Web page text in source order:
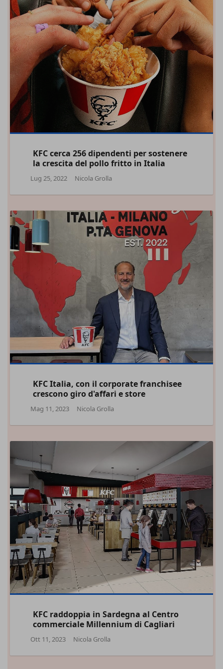
KFC cerca 256 dipendenti per sostenere
la crescita del pollo fritto in Italia
Lug 25, 2022 Nicola Grolla
KFC Italia, con il corporate franchisee
crescono giro d'affari e store
Mag 11, 2023 Nicola Grolla
KFC raddoppia in Sardegna al Centro
commerciale Millennium di Cagliari
Ott 11, 2023 Nicola Grolla